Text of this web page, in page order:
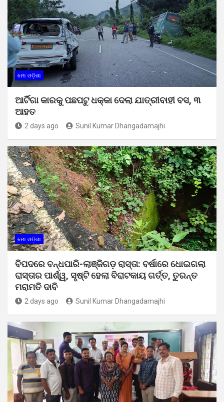
ମୋ ଓଡ଼ିଶା
ଆର୍ଟିଗା କାରକୁ ପଛପଟୁ ଧକ୍କା ଦେଲା ଯାତ୍ରୀବାହୀ ବସ, ୩
ଆହତ
2 days ago Sunil Kumar Dhangadamajhi
ମୋ ଓଡ଼ିଶା
ବିପଦରେ ବନ୍ଧପାରି-ଲାଞ୍ଜିଗଡ଼ ରାସ୍ତା: ବର୍ଷାରେ ଧୋଇଗଲା
ରାସ୍ତାର ପାର୍ଶ୍ୱ, ସୃଷ୍ଟି ହେଲା ବିରାଟକାୟ ଗର୍ତ୍ତ, ତୁରନ୍ତ
ମରାମତି ଦାବି
2 days ago Sunil Kumar Dhangadamajhi